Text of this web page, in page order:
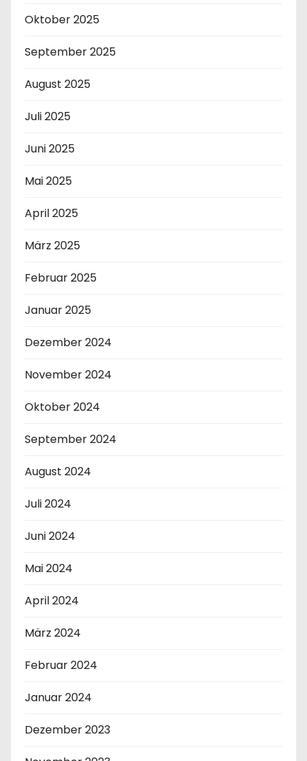
Oktober 2025
September 2025
August 2025
Juli 2025
Juni 2025
Mai 2025
April 2025
März 2025
Februar 2025
Januar 2025
Dezember 2024
November 2024
Oktober 2024
September 2024
August 2024
Juli 2024
Juni 2024
Mai 2024
April 2024
März 2024
Februar 2024
Januar 2024
Dezember 2023